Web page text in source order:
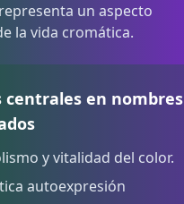
un aspecto
la vida cromática.
centrales en nombres
y vitalidad del color.
autoexpresión